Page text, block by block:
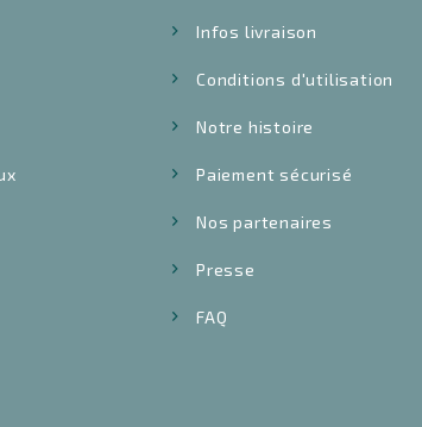
Infos livraison
Conditions d'utilisation
Notre histoire
Paiement sécurisé
Nos partenaires
Presse
FAQ